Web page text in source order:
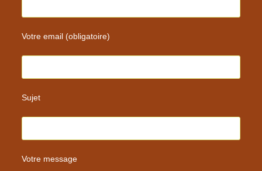
Votre email (obligatoire)
Sujet
Votre message